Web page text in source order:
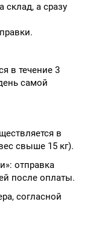
склад, а сразу
в течение 3
самой
в
свыше 15 кг).
отправка
после оплаты.
согласной